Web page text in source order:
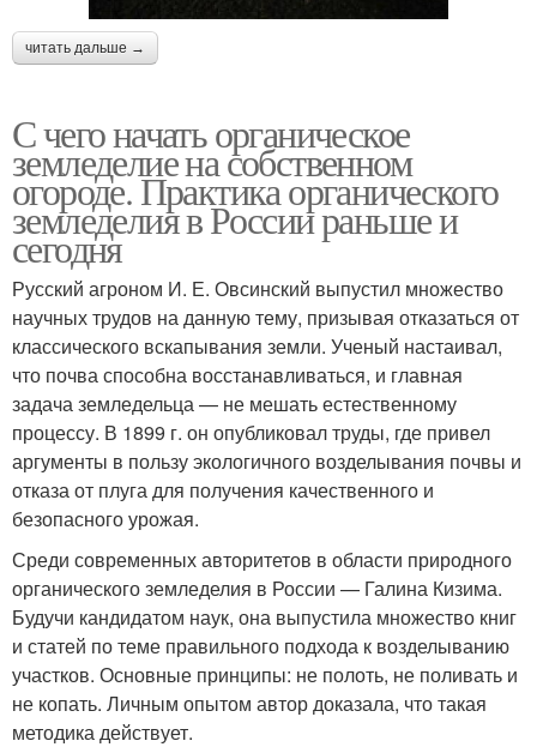
читать дальше →
С чего начать органическое
земледелие на собственном
огороде. Практика органического
земледелия в России раньше и
сегодня
Русский агроном И. Е. Овсинский выпустил множество
научных трудов на данную тему, призывая отказаться от
классического вскапывания земли. Ученый настаивал,
что почва способна восстанавливаться, и главная
задача земледельца — не мешать естественному
процессу. В 1899 г. он опубликовал труды, где привел
аргументы в пользу экологичного возделывания почвы и
отказа от плуга для получения качественного и
безопасного урожая.
Среди современных авторитетов в области природного
органического земледелия в России — Галина Кизима.
Будучи кандидатом наук, она выпустила множество книг
и статей по теме правильного подхода к возделыванию
участков. Основные принципы: не полоть, не поливать и
не копать. Личным опытом автор доказала, что такая
методика действует.